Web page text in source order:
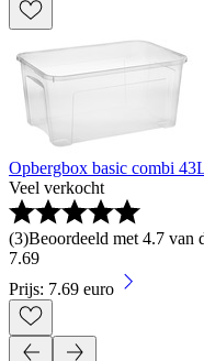
Opbergbox basic combi
Veel verkocht
(3)Beoordeeld met 4.7 van
7.69
Prijs: 7.69 euro